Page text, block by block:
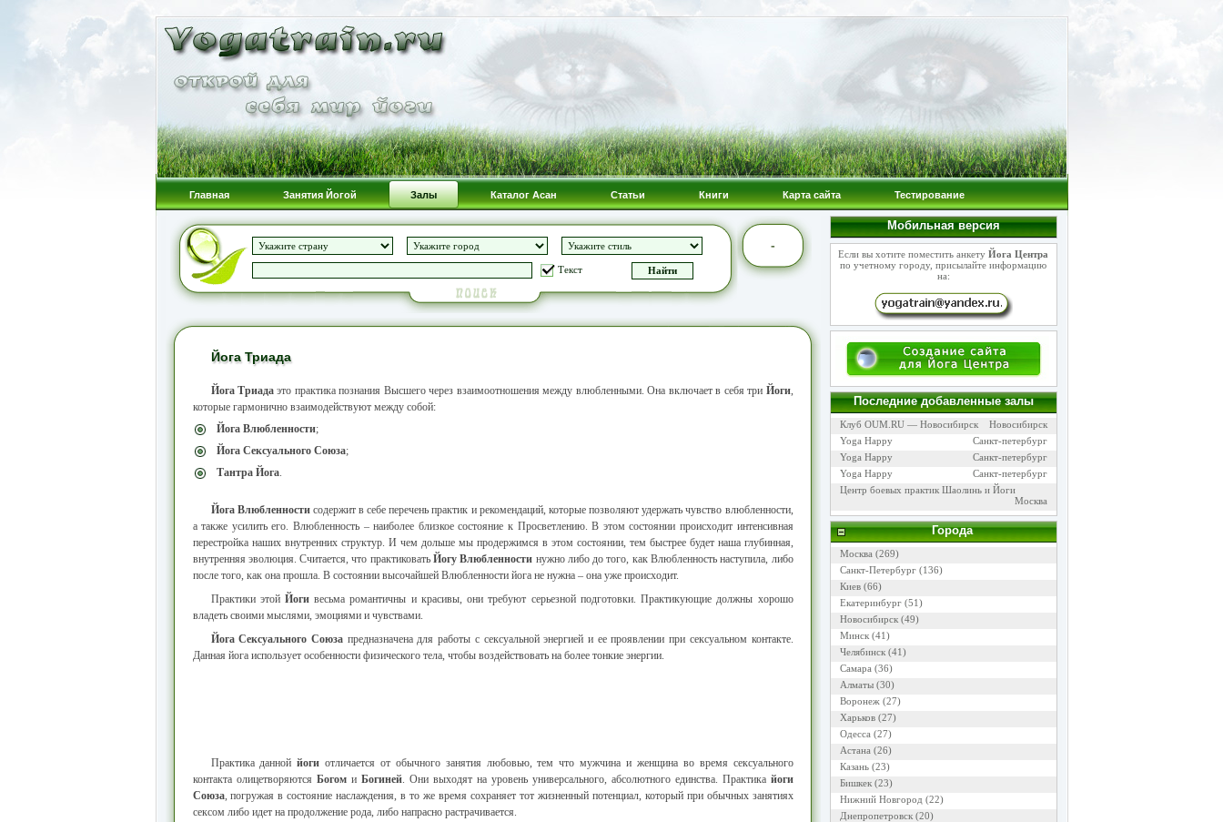
Главная Занятия Йогой Залы Каталог Асан Статьи Книги Карта сайта Тестирование
Текст
-
Йога Триада
Йога Триадаэто практика познания Высшего через взаимоотношения между влюбленными. Она включает в себя три Йоги,
которые гармонично взаимодействуют между собой:
Йога Влюбленности;
Йога Сексуального Союза;
Тантра Йога.
Йога Влюбленностисодержит в себе перечень практик и рекомендаций, которые позволяют удержать чувство влюбленности,
а также усилить его. Влюбленность – наиболее близкое состояние к Просветлению. В этом состоянии происходит интенсивная
перестройка наших внутренних структур. И чем дольше мы продержимся в этом состоянии, тем быстрее будет наша глубинная,
внутренняя эволюция. Считается, что практиковать Йогу Влюбленности нужно либо до того, как Влюбленность наступила, либо
после того, как она прошла. В состоянии высочайшей Влюбленности йога не нужна – она уже происходит.
Практики этой Йогивесьма романтичны и красивы, они требуют серьезной подготовки. Практикующие должны хорошо
владеть своими мыслями, эмоциями и чувствами.
Йога Сексуального Союзапредназначена для работы с сексуальной энергией и ее проявлении при сексуальном контакте.
Данная йога использует особенности физического тела, чтобы воздействовать на более тонкие энергии.
Практика данноййоги отличается от обычного занятия любовью, тем что мужчина и женщина во время сексуального
контакта олицетворяются Богоми Богиней. Они выходят на уровень универсального, абсолютного единства. Практика йоги
Союза, погружая в состояние наслаждения, в то же время сохраняет тот жизненный потенциал, который при обычных занятиях
сексом либо идет на продолжение рода, либо напрасно растрачивается.
Мобильная версия
Если вы хотите поместить анкету Йога Центра
по учетному городу, присылайте информацию
на:
Последние добавленные залы
Клуб OUM.RU — Новосибирск
Новосибирск
Yoga Happy
Санкт-петербург
Yoga Happy
Санкт-петербург
Yoga Happy
Санкт-петербург
Центр боевых практик Шаолинь и Йоги
Москва
Города
Москва (269)
Санкт-Петербург(136)
Киев(66)
Екатеринбург(51)
Новосибирск(49)
Минск(41)
Челябинск(41)
Самара (36)
Алматы(30)
Воронеж (27)
Харьков(27)
Одесса (27)
Астана (26)
Казань(23)
Бишкек(23)
Нижний Новгород (22)
Днепропетровск(20)